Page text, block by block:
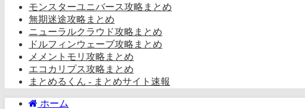
モンスターユニバース攻略まとめ
無期迷途攻略まとめ
ニューラルクラウド攻略まとめ
ドルフィンウェーブ攻略まとめ
メメントモリ攻略まとめ
エコカリプス攻略まとめ
まとめるくん - まとめサイト速報
ホーム